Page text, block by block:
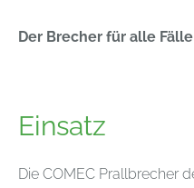
Der Brecher für alle Fälle
Einsatz
Die COMEC Prallbrecher